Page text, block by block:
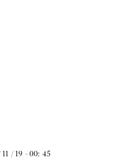
11 / 19 - 00: 45